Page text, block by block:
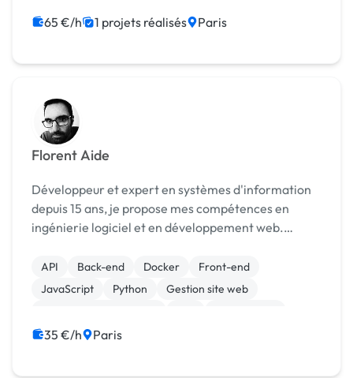
65 €/h 1 projets réalisés Paris
Florent Aide
Développeur et expert en systèmes d'information
depuis 15 ans, je propose mes compétences en
ingénierie logiciel et en développement web.
réalisation de leur projet informatique que ce soit
en équipe ou...
API Back-end Docker
Front-end
JavaScript
Python
Gestion site web
35 €/h Paris